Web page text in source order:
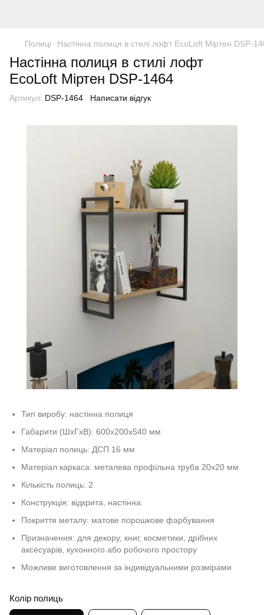
Полиці Настінна полиця в стилі лофт EcoLoft Міртен DSP-
Настінна полиця в стилі лофт
EcoLoft Міртен DSP-1464
Артикул: DSP-1464 Написати відгук
Тип виробу: настінна полиця
Габарити (ШхГхВ): 600х200х540 мм
Матеріал полиць: ДСП 16 мм
Матеріал каркаса: металева профільна труба 20х20 мм
Кількість полиць: 2
Конструкція: відкрита, настінна
Покриття металу: матове порошкове фарбування
Призначення: для декору, книг, косметики, дрібних
аксесуарів, кухонного або робочого простору
Можливе виготовлення за індивідуальними розмірами
Колір полиць